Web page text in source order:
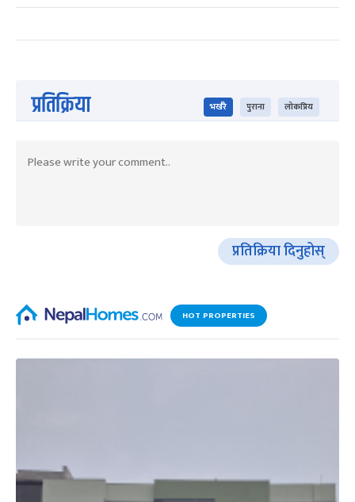
प्रतिक्रिया भर्खरै पुराना लोकप्रिय
प्रतिक्रिया दिनुहोस्
HOT PROPERTIES